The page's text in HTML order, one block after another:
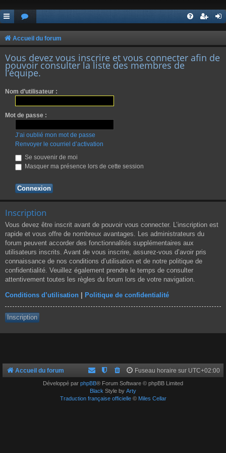
Accueil du forum
Vous devez vous inscrire et vous connecter afin de
pouvoir consulter la liste des membres de
l’équipe.
Nom d’utilisateur :
Mot de passe :
J’ai oublié mon mot de passe
Renvoyer le courriel d’activation
Se souvenir de moi
Masquer ma présence lors de cette session
Inscription
Vous devez être inscrit avant de pouvoir vous connecter. L’inscription est
rapide et vous offre de nombreux avantages. Les administrateurs du
forum peuvent accorder des fonctionnalités supplémentaires aux
utilisateurs inscrits. Avant de vous inscrire, assurez-vous d’avoir pris
connaissance de nos conditions d’utilisation et de notre politique de
confidentialité. Veuillez également prendre le temps de consulter
attentivement toutes les règles du forum lors de votre navigation.
Conditions d’utilisation Politique de confidentialité
Inscription
Accueil du forum Fuseau horaire sur UTC+02:00
Développé par phpBB® Forum Software © phpBB Limited
Black Style by Arty
Traduction française officielle© Miles Cellar